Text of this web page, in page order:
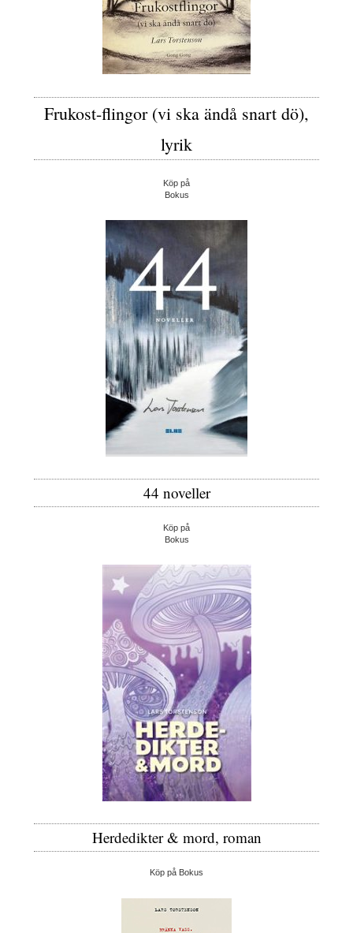
Frukost-flingor (vi ska ändå snart dö),
lyrik
Köp på
Bokus
44 noveller
Köp på
Bokus
Herdedikter & mord, roman
Köp på Bokus